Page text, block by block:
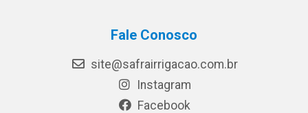
Fale Conosco
site@safrairrigacao.com.br
Instagram
Facebook